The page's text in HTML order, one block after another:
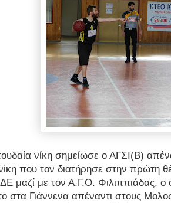
νίκη σημείωσε ο ΑΓΣΙ(Β)
που τον διατήρησε στην πρώτη
μαζί με τον Α.Γ.Ο. Φιλιππιάδας, ο
στα Γιάννενα απέναντι στους